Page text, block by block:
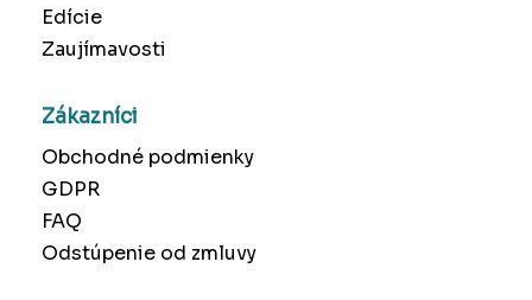
Edície
Zaujímavosti
Zákazníci
Obchodné podmienky
GDPR
FAQ
Odstúpenie od zmluvy